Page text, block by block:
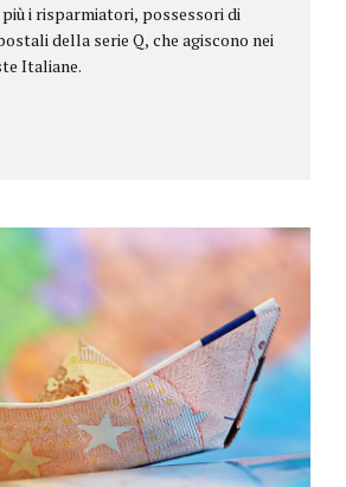
i risparmiatori, possessori di
della serie Q, che agiscono nei
Italiane.